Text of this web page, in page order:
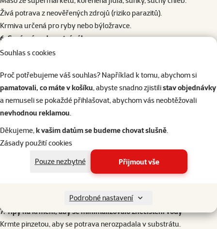
Souhlas s cookies
Proč potřebujeme váš souhlas? Například k tomu, abychom si
pamatovali, co máte v košíku, abyste snadno zjistilistav objednávky
a nemuseli se pokaždé přihlašovat, abychom vás neobtěžovali
nevhodnou reklamou.
Děkujeme,k vašim datům se budeme chovat slušně.
Zásady použití cookies
Pouze nezbytné
Přijmout vše
Podrobné nastavení
Živá potrava z neověřených zdrojů (riziko parazitů).
Krmiva určená pro ryby nebo býložravce.
6. Sezónní a zdravotní výkyvy
V zimě axolotlům přirozeně klesá apetit.
Při nemoci omezte krmení a aktuální stav konzultujte s veterinářem.
Hodnocení 0%
Cena
209 Kč
7. Tipy na krmení, aby se minimalizovalo znečištění vody
Krmte pinzetou, aby se potrava nerozpadala v substrátu.